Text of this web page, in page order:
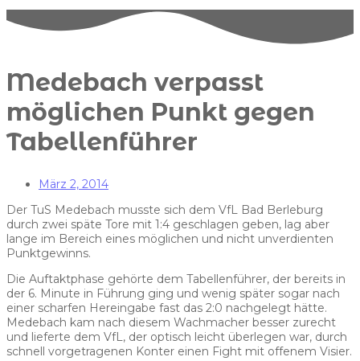
Medebach verpasst
möglichen Punkt gegen
Tabellenführer
März 2, 2014
Der TuS Medebach musste sich dem VfL Bad Berleburg
durch zwei späte Tore mit 1:4 geschlagen geben, lag aber
lange im Bereich eines möglichen und nicht unverdienten
Punktgewinns.
Die Auftaktphase gehörte dem Tabellenführer, der bereits in
der 6. Minute in Führung ging und wenig später sogar nach
einer scharfen Hereingabe fast das 2:0 nachgelegt hätte.
Medebach kam nach diesem Wachmacher besser zurecht
und lieferte dem VfL, der optisch leicht überlegen war, durch
schnell vorgetragenen Konter einen Fight mit offenem Visier.